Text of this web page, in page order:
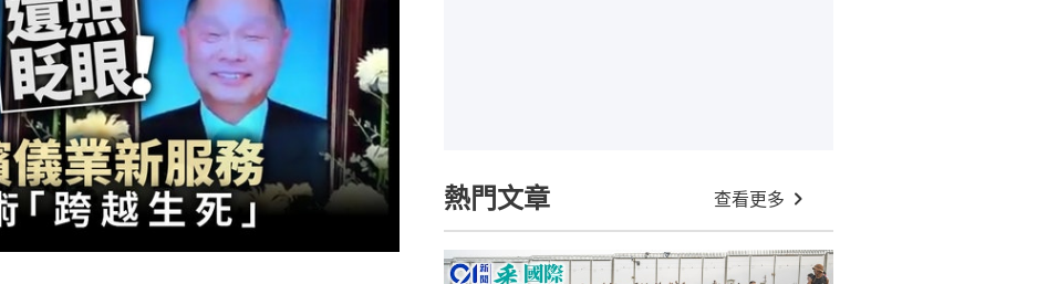
熱門文章 查看更多